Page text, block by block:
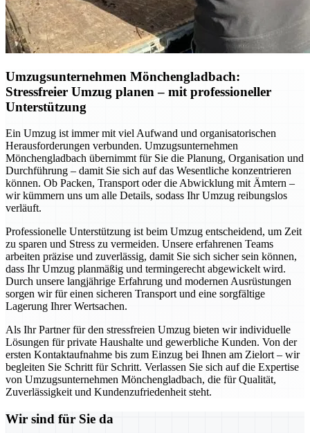
Umzugsunternehmen Mönchengladbach:
Stressfreier Umzug planen – mit professioneller
Unterstützung
Ein Umzug ist immer mit viel Aufwand und organisatorischen
Herausforderungen verbunden. Umzugsunternehmen
Mönchengladbach übernimmt für Sie die Planung, Organisation und
Durchführung – damit Sie sich auf das Wesentliche konzentrieren
können. Ob Packen, Transport oder die Abwicklung mit Ämtern –
wir kümmern uns um alle Details, sodass Ihr Umzug reibungslos
verläuft.
Professionelle Unterstützung ist beim Umzug entscheidend, um Zeit
zu sparen und Stress zu vermeiden. Unsere erfahrenen Teams
arbeiten präzise und zuverlässig, damit Sie sich sicher sein können,
dass Ihr Umzug planmäßig und termingerecht abgewickelt wird.
Durch unsere langjährige Erfahrung und modernen Ausrüstungen
sorgen wir für einen sicheren Transport und eine sorgfältige
Lagerung Ihrer Wertsachen.
Als Ihr Partner für den stressfreien Umzug bieten wir individuelle
Lösungen für private Haushalte und gewerbliche Kunden. Von der
ersten Kontaktaufnahme bis zum Einzug bei Ihnen am Zielort – wir
begleiten Sie Schritt für Schritt. Verlassen Sie sich auf die Expertise
von Umzugsunternehmen Mönchengladbach, die für Qualität,
Zuverlässigkeit und Kundenzufriedenheit steht.
Wir sind für Sie da